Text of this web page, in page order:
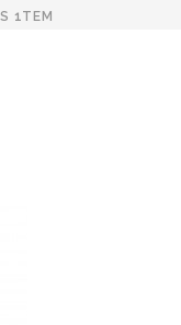
1TEM